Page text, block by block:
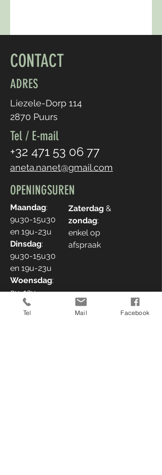
CONTACT
ADRES
Liezele-Dorp 114
2870 Puurs
Tel / E-mail
+32 471 53 06 77
aneta.nanet@gmail.com
OPENINGSUREN
Maandag:
9u30-15u30
en 19u-23u
Dinsdag:
9u30-15u30
en 19u-23u
Woensdag:
9u-12u
Donderdag
9u30-15u30
Zaterdag &
zondag:
enkel op
afspraak
Tel Mail Facebook